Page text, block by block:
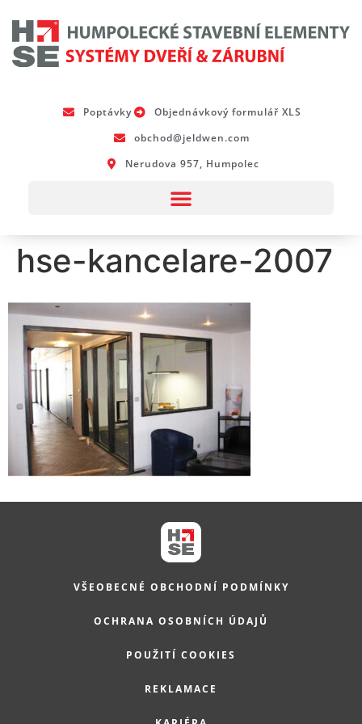
Poptávky
Objednávkový formulář XLS
obchod@jeldwen.com
Nerudova 957, Humpolec
hse-kancelare-2007
VŠEOBECNÉ OBCHODNÍ PODMÍNKY
OCHRANA OSOBNÍCH ÚDAJŮ
POUŽITÍ COOKIES
REKLAMACE